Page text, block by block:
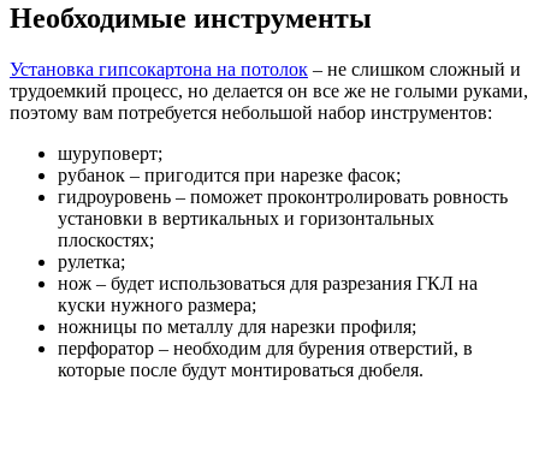
Необходимые инструменты
Установка гипсокартона на потолок – не слишком сложный и
трудоемкий процесс, но делается он все же не голыми руками,
поэтому вам потребуется небольшой набор инструментов:
шуруповерт;
рубанок – пригодится при нарезке фасок;
гидроуровень – поможет проконтролировать ровность
установки в вертикальных и горизонтальных
плоскостях;
рулетка;
нож – будет использоваться для разрезания ГКЛ на
куски нужного размера;
ножницы по металлу для нарезки профиля;
перфоратор – необходим для бурения отверстий, в
которые после будут монтироваться дюбеля.